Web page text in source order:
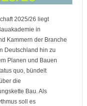
2025/26 liegt
in
Kammern der Branche
Deutschland hin zu
Planen und Bauen
quo, bündelt
die
Bau. Als
soll es